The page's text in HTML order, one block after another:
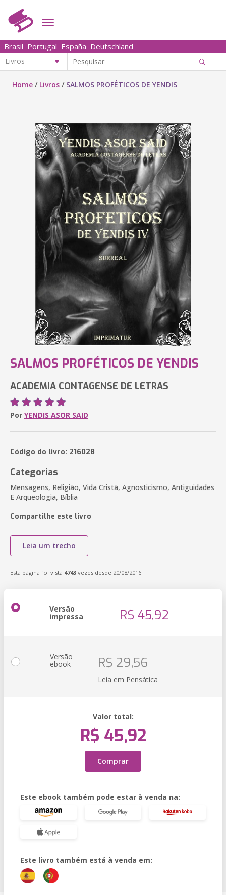
Brasil Portugal España Deutschland
Home / Livros / SALMOS PROFÉTICOS DE YENDIS
SALMOS PROFÉTICOS DE YENDIS
ACADEMIA CONTAGENSE DE LETRAS
Por YENDIS ASOR SAID
Código do livro: 216028
Categorias
Mensagens, Religião, Vida Cristã, Agnosticismo, Antiguidades
E Arqueologia, Bíblia
Compartilhe este livro
Leia um trecho
Esta página foi vista 4743 vezes desde 20/08/2016
Versão
impressa R$ 45,92
Versão
ebook R$ 29,56
Leia em Pensática
Valor total:
R$ 45,92
Comprar
Este ebook também pode estar à venda na:
Este livro também está à venda em: